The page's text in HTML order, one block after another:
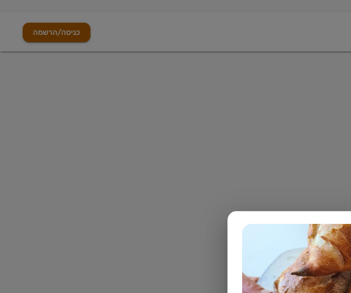
כניסה/הרשמה